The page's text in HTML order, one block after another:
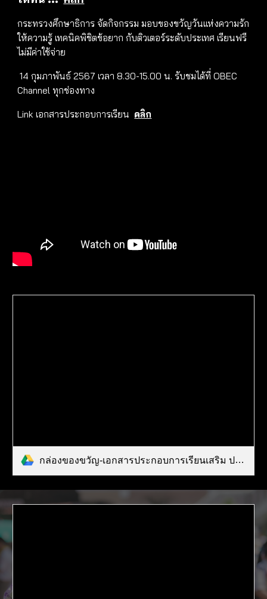
กระทรวงศึกษาธิการ จัดกิจกรรม มอบของขวัญวันแห่งความรัก
ให้ความรู้ เทคนิคพิชิตข้อยาก กับติวเตอร์ระดับประเทศ เรียนฟรี
ไม่มีค่าใช้จ่าย
14 กุมภาพันธ์ 2567 เวลา 8.30-15.00 น. รับชมได้ที่ OBEC
Channel ทุกช่องทาง
Link เอกสารประกอบการเรียน คลิก
กล่องของขวัญ-เอกสารประกอบการเรียนเสริม ป.6.pdf